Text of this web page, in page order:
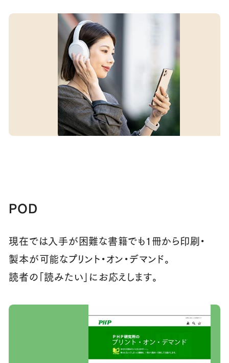
POD
現在では入手が困難な書籍でも1冊から印刷・
製本が可能なプリント・オン・デマンド。
読者の「読みたい」にお応えします。